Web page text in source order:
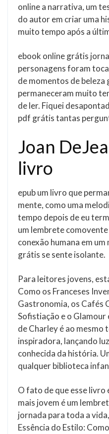
online a narrativa, um
do autor em criar uma
muito tempo após a
ebook online grátis
personagens foram
de momentos de
permaneceram muito
de ler. Fiquei
pdf grátis tantas
Joan
livro
epub um livro que
mente, como uma
tempo depois de eu
um lembrete
conexão humana em
grátis se sente isolante.
Para leitores jovens,
Como os Franceses
Gastronomia, os Cafés
Sofistiação e o
de Charley é ao mesmo
inspiradora, lançando
conhecida da história.
qualquer biblioteca
O fato de que esse livro
mais jovem é um
jornada para toda a
Essência do Estilo: